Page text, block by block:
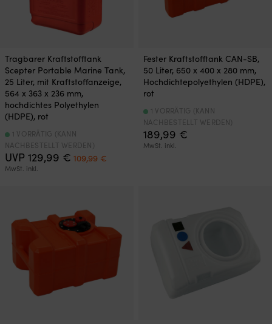
Tragbarer Kraftstofftank
Scepter Portable Marine Tank,
25 Liter, mit Kraftstoffanzeige,
564 x 363 x 236 mm,
hochdichtes Polyethylen
(HDPE), rot
UVP 129,99 € Ursprünglicher
Preis
109,99 €
MwSt. inkl.
1 VORRÄTIG (KANN
NACHBESTELLT WERDEN)
Fester Kraftstofftank CAN-SB,
50 Liter, 650 x 400 x 280 mm,
Hochdichtepolyethylen (HDPE),
rot
189,99 €
MwSt. inkl.
1 VORRÄTIG (KANN
NACHBESTELLT WERDEN)